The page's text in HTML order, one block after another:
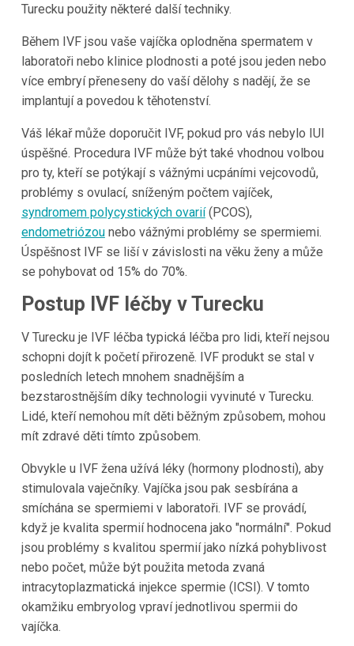
Turecku použity některé další techniky.
Během IVF jsou vaše vajíčka oplodněna spermatem v
laboratoři nebo klinice plodnosti a poté jsou jeden nebo
více embryí přeneseny do vaší dělohy s nadějí, že se
implantují a povedou k těhotenství.
Váš lékař může doporučit IVF, pokud pro vás nebylo IUI
úspěšné. Procedura IVF může být také vhodnou volbou
pro ty, kteří se potýkají s vážnými ucpáními vejcovodů,
problémy s ovulací, sníženým počtem vajíček,
syndromem polycystických ovarií(PCOS),
endometriózounebo vážnými problémy se spermiemi.
Úspěšnost IVF se liší v závislosti na věku ženy a může
se pohybovat od 15% do 70%.
Postup IVF léčby v Turecku
V Turecku je IVF léčba typická léčba pro lidi, kteří nejsou
schopni dojít k početí přirozeně. IVF produkt se stal v
posledních letech mnohem snadnějším a
bezstarostnějším díky technologii vyvinuté v Turecku.
Lidé, kteří nemohou mít děti běžným způsobem, mohou
mít zdravé děti tímto způsobem.
Obvykle u IVF žena užívá léky (hormony plodnosti), aby
stimulovala vaječníky. Vajíčka jsou pak sesbírána a
smíchána se spermiemi v laboratoři. IVF se provádí,
když je kvalita spermií hodnocena jako "normální". Pokud
jsou problémy s kvalitou spermií jako nízká pohyblivost
nebo počet, může být použita metoda zvaná
intracytoplazmatická injekce spermie (ICSI). V tomto
okamžiku embryolog vpraví jednotlivou spermii do
vajíčka.